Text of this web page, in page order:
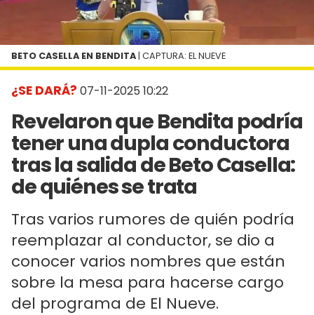
¿SE DARÁ? 07-11-2025 10:22
Revelaron que Bendita podría
tener una dupla conductora
tras la salida de Beto Casella:
de quiénes se trata
Tras varios rumores de quién podría
reemplazar al conductor, se dio a
conocer varios nombres que están
sobre la mesa para hacerse cargo
del programa de El Nueve.
BETO CASELLA EN BENDITA | CAPTURA: EL NUEVE